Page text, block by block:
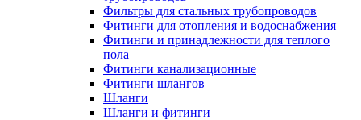
Фильтры для стальных трубопроводов
Фитинги для отопления и водоснабжения
Фитинги и принадлежности для теплого
пола
Фитинги канализационные
Фитинги шлангов
Шланги
Шланги и фитинги